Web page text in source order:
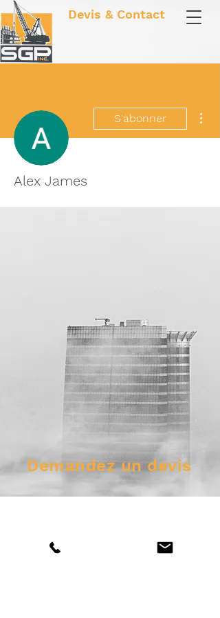
Devis & Contact
S'abonner
Alex James
Demandez un devis